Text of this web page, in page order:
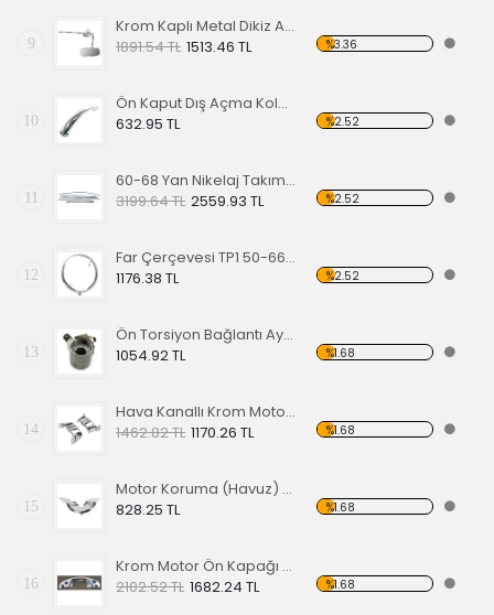
9
Krom Kaplı Metal Dikiz Aynası 57
1891.54 TL 1513.46 TL %3.36
10
Ön Kaput Dış Açma Kolu Nikelajlı 52-67
632.95 TL
%2.52
11
60-68 Yan Nikelaj Takımı Kalın Tip
3199.64 TL 2559.93 TL %2.52
12
Far Çerçevesi TP1 50-66 TP2 50-67
1176.38 TL
%2.52
13
Ön Torsiyon Bağlantı Ayarlayıcı (ADJUSTER ) 66 Ve Üstü Modeller İçin
1054.92 TL
%1.68
14
Hava Kanallı Krom Motor Arka Kapağı
1462.82 TL 1170.26 TL %1.68
15
Motor Koruma (Havuz) Sacı Alt Krom
828.25 TL
%1.68
16
Krom Motor Ön Kapağı (Havuz) Nikelajlı
2102.52 TL 1682.24 TL %1.68